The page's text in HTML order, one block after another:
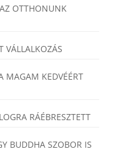
OTTHONUNK
VÁLLALKOZÁS
MAGAM KEDVÉÉRT
RÁÉBRESZTETT
BUDDHA SZOBOR IS